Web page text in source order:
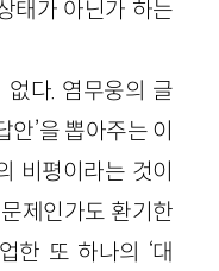
태가 아닌가 하는
다. 염무웅의 글
’을 뽑아주는 이
비평이라는 것이
제인가도 환기한
한 또 하나의 ‘대